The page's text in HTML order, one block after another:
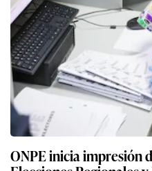
ONPE inicia impresión